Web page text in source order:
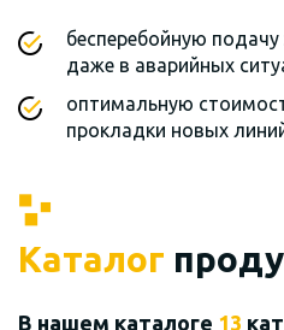
бесперебойную
даже в аварийных
оптимальную
прокладки новых
Каталог
В нашем каталоге 13